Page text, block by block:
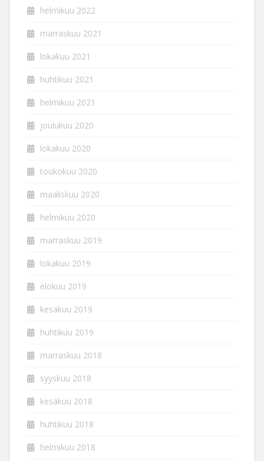
helmikuu 2022
marraskuu 2021
lokakuu 2021
huhtikuu 2021
helmikuu 2021
joulukuu 2020
lokakuu 2020
toukokuu 2020
maaliskuu 2020
helmikuu 2020
marraskuu 2019
lokakuu 2019
elokuu 2019
kesäkuu 2019
huhtikuu 2019
marraskuu 2018
syyskuu 2018
kesäkuu 2018
huhtikuu 2018
helmikuu 2018